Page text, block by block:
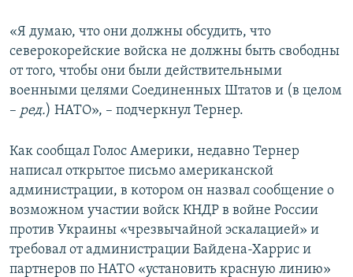
«Я думаю, что они должны обсудить, что
северокорейские войска не должны быть свободны
от того, чтобы они были действительными
военными целями Соединенных Штатов и (в целом
– ред.) НАТО», – подчеркнул Тернер.
Как сообщал Голос Америки, недавно Тернер
написал открытое письмо американской
администрации, в котором он назвал сообщение о
возможном участии войск КНДР в войне России
против Украины «чрезвычайной эскалацией» и
требовал от администрации Байдена-Харрис и
партнеров по НАТО «установить красную линию»